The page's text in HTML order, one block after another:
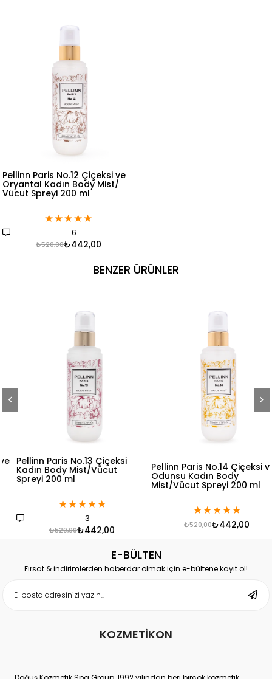
Pellinn Paris No.12 Çiçeksi ve
Oryantal Kadın Body Mist/
Vücut Spreyi 200 ml
★★★★★
6
₺442,00
₺520,00
BENZER ÜRÜNLER
Pellinn Paris No.13 Çiçeksi
Kadın Body Mist/Vücut
Spreyi 200 ml
★★★★
₺442,00
₺520,00
Pellinn Paris No.14 Çiçeksi ve
Odunsu Kadın Body
Mist/Vücut Spreyi 200 ml
★★★★
₺442,00
₺520,00
E-BÜLTEN
Fırsat & indirimlerden haberdar olmak için e-bültene kayıt ol!
KOZMETİKON